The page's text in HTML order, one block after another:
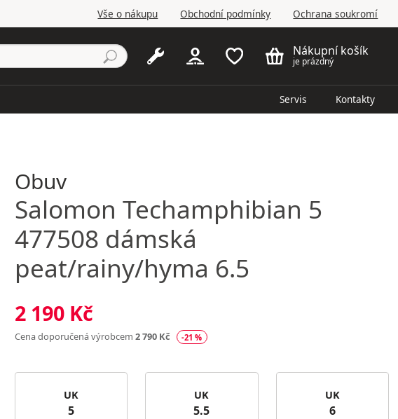
Vše o nákupu Obchodní podmínky Ochrana soukromí
Nákupní košík
je prázdný
Servis Kontakty
Obuv
Salomon Techamphibian 5
477508 dámská
peat/rainy/hyma 6.5
2 190 Kč
Cena doporučená výrobcem 2 790 Kč -21 %
UK
5
UK
5.5
UK
6